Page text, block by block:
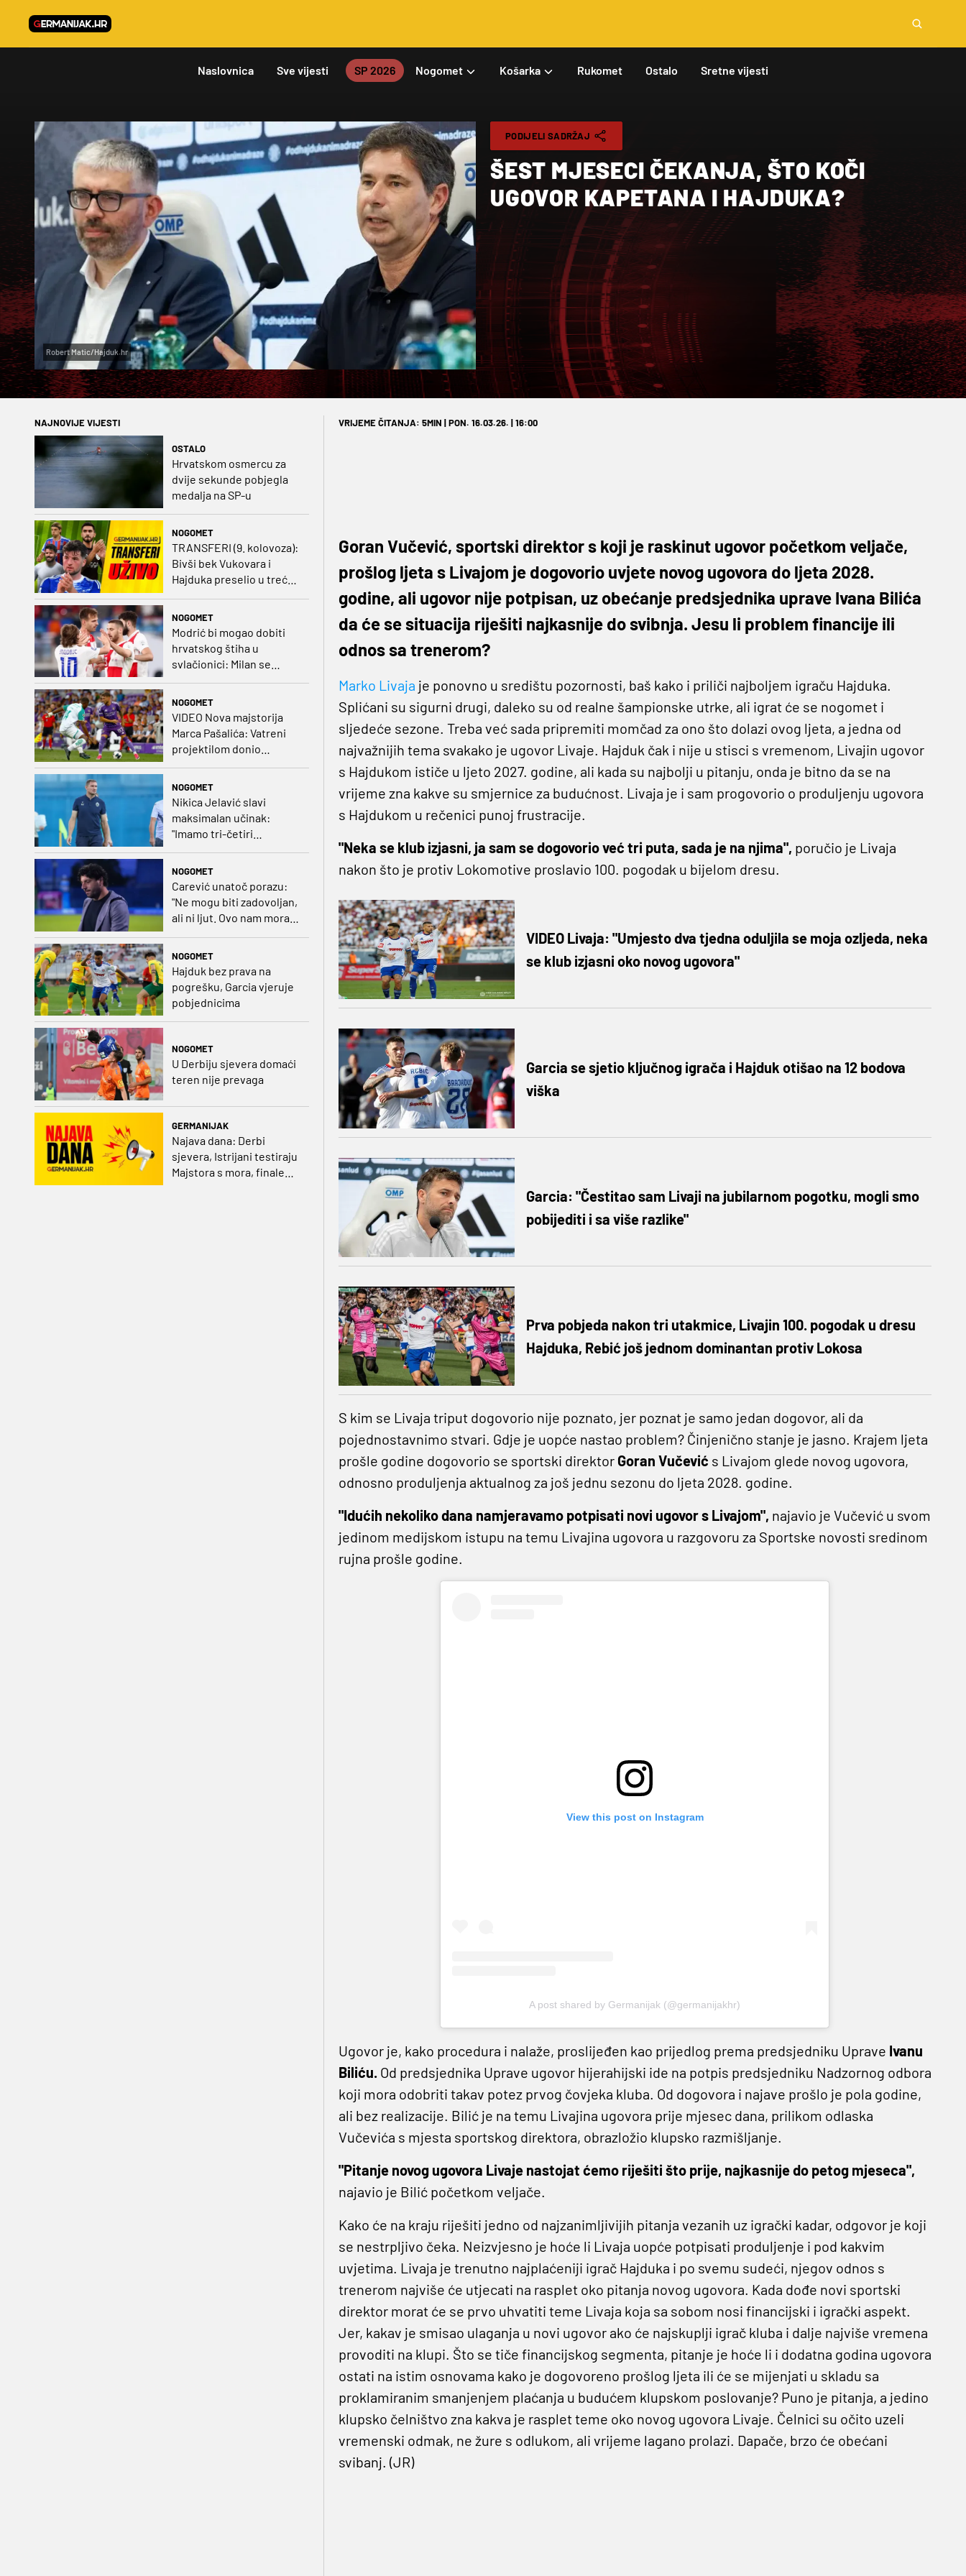
Naslovnica Sve vijesti SP 2026 Nogomet Košarka Rukomet Ostalo Sretne vijesti
Robert Matic/Hajduk.hr
PODIJELI SADRŽAJ
ŠEST MJESECI ČEKANJA, ŠTO KOČI
UGOVOR KAPETANA I HAJDUKA?
NAJNOVIJE VIJESTI
OSTALO
Hrvatskom osmercu za
dvije sekunde pobjegla
medalja na SP-u
NOGOMET
TRANSFERI (9. kolovoza):
Bivši bek Vukovara i
Hajduka preselio u treću
NOGOMET
Modrić bi mogao dobiti
hrvatskog štiha u
svlačionici: Milan se
raspituje za usluge
NOGOMET
VIDEO Nova majstorija
Marca Pašalića: Vatreni
projektilom donio
vodstvo pa igru napustio
NOGOMET
Nikica Jelavić slavi
maksimalan učinak:
"Imamo tri-četiri
NOGOMET
Carević unatoč porazu:
"Ne mogu biti zadovoljan,
ali ni ljut. Ovo nam mora
NOGOMET
Hajduk bez prava na
pogrešku, Garcia vjeruje
pobjednicima
NOGOMET
U Derbiju sjevera domaći
teren nije prevaga
GERMANIJAK
Najava dana: Derbi
sjevera, Istrijani testiraju
Majstora s mora, finale
VRIJEME ČITANJA: 5MIN | PON. 16.03.26. | 16:00
Goran Vučević, sportski direktor s koji je raskinut ugovor početkom veljače,
prošlog ljeta s Livajom je dogovorio uvjete novog ugovora do ljeta 2028.
godine, ali ugovor nije potpisan, uz obećanje predsjednika uprave Ivana Bilića
da će se situacija riješiti najkasnije do svibnja. Jesu li problem financije ili
odnos sa trenerom?
Marko Livaja je ponovno u središtu pozornosti, baš kako i priliči najboljem igraču Hajduka.
Splićani su sigurni drugi, daleko su od realne šampionske utrke, ali igrat će se nogomet i
sljedeće sezone. Treba već sada pripremiti momčad za ono što dolazi ovog ljeta, a jedna od
najvažnijih tema svakako je ugovor Livaje. Hajduk čak i nije u stisci s vremenom, Livajin ugovor
s Hajdukom ističe u ljeto 2027. godine, ali kada su najbolji u pitanju, onda je bitno da se na
vrijeme zna kakve su smjernice za budućnost. Livaja je i sam progovorio o produljenju ugovora
s Hajdukom u rečenici punoj frustracije.
"Neka se klub izjasni, ja sam se dogovorio već tri puta, sada je na njima", poručio je Livaja
nakon što je protiv Lokomotive proslavio 100. pogodak u bijelom dresu.
VIDEO Livaja: "Umjesto dva tjedna oduljila se moja ozljeda, neka
se klub izjasni oko novog ugovora"
Garcia se sjetio ključnog igrača i Hajduk otišao na 12 bodova
viška
Garcia: "Čestitao sam Livaji na jubilarnom pogotku, mogli smo
pobijediti i sa više razlike"
Prva pobjeda nakon tri utakmice, Livajin 100. pogodak u dresu
Hajduka, Rebić još jednom dominantan protiv Lokosa
S kim se Livaja triput dogovorio nije poznato, jer poznat je samo jedan dogovor, ali da
pojednostavnimo stvari. Gdje je uopće nastao problem? Činjenično stanje je jasno. Krajem ljeta
prošle godine dogovorio se sportski direktorGoran Vučević s Livajom glede novog ugovora,
odnosno produljenja aktualnog za još jednu sezonu do ljeta 2028. godine.
"Idućih nekoliko dana namjeravamo potpisati novi ugovor s Livajom", najavio je Vučević u svom
jedinom medijskom istupu na temu Livajina ugovora u razgovoru za Sportske novosti sredinom
rujna prošle godine.
View this post on Instagram
A post shared by Germanijak (@germanijakhr)
Ugovor je, kako procedura i nalaže, proslijeđen kao prijedlog prema predsjedniku Uprave Ivanu
Biliću.Od predsjednika Uprave ugovor hijerahijski ide na potpis predsjedniku Nadzornog odbora
koji mora odobriti takav potez prvog čovjeka kluba. Od dogovora i najave prošlo je pola godine,
ali bez realizacije. Bilić je na temu Livajina ugovora prije mjesec dana, prilikom odlaska
Vučevića s mjesta sportskog direktora, obrazložio klupsko razmišljanje.
"Pitanje novog ugovora Livaje nastojat ćemo riješiti što prije, najkasnije do petog mjeseca",
najavio je Bilić početkom veljače.
Kako će na kraju riješiti jedno od najzanimljivijih pitanja vezanih uz igrački kadar, odgovor je koji
se nestrpljivo čeka. Neizvjesno je hoće li Livaja uopće potpisati produljenje i pod kakvim
uvjetima. Livaja je trenutno najplaćeniji igrač Hajduka i po svemu sudeći, njegov odnos s
trenerom najviše će utjecati na rasplet oko pitanja novog ugovora. Kada dođe novi sportski
direktor morat će se prvo uhvatiti teme Livaja koja sa sobom nosi financijski i igrački aspekt.
Jer, kakav je smisao ulaganja u novi ugovor ako će najskuplji igrač kluba i dalje najviše vremena
provoditi na klupi. Što se tiče financijskog segmenta, pitanje je hoće li i dodatna godina ugovora
ostati na istim osnovama kako je dogovoreno prošlog ljeta ili će se mijenjati u skladu sa
proklamiranim smanjenjem plaćanja u budućem klupskom poslovanje? Puno je pitanja, a jedino
klupsko čelništvo zna kakva je rasplet teme oko novog ugovora Livaje. Čelnici su očito uzeli
vremenski odmak, ne žure s odlukom, ali vrijeme lagano prolazi. Dapače, brzo će obećani
svibanj. (JR)